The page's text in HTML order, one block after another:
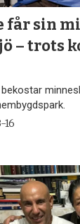
får sin
– trots
bekostar
16